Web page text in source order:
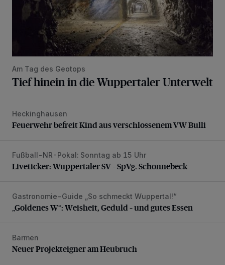
Am Tag des Geotops
Tief hinein in die Wuppertaler Unterwelt
Feuerwehr befreit Kind aus verschlossenem VW Bulli
Heckinghausen
Feuerwehr befreit Kind aus verschlossenem VW Bulli
Liveticker: Wuppertaler SV – SpVg. Schonnebeck
Fußball-NR-Pokal: Sonntag ab 15 Uhr
Liveticker: Wuppertaler SV – SpVg. Schonnebeck
„Goldenes W“: Weisheit, Geduld – und gutes Essen
Gastronomie-Guide „So schmeckt Wuppertal!“
„Goldenes W“: Weisheit, Geduld – und gutes Essen
Neuer Projekteigner am Heubruch
Barmen
Neuer Projekteigner am Heubruch